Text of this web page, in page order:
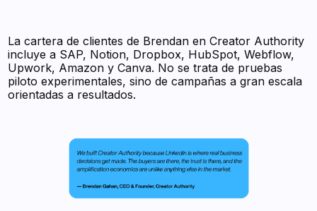
La cartera de clientes de Brendan en Creator Authority
incluye a SAP, Notion, Dropbox, HubSpot, Webflow,
Upwork, Amazon y Canva. No se trata de pruebas
piloto experimentales, sino de campañas a gran escala
orientadas a resultados.